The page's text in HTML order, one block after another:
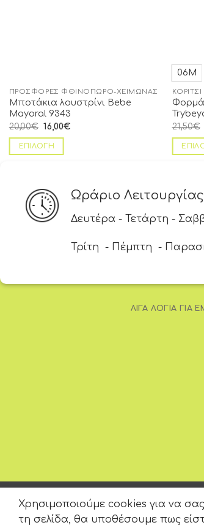
ΠΡΟΣΦΟΡΈΣ ΦΘΙΝΌΠΩΡΟ-ΧΕΙΜΏΝΑΣ
Μποτάκια λουστρίνι Bebe
Mayoral 9343
20,00€ 16,00€
ΕΠΙΛΟΓΉ
06Μ
ΚΟΡΊΤΣΙ
21,50€
Ωράριο Λειτουργίας
Δευτέρα - Τετάρτη -
Τρίτη - Πέμπτη -
ΛΊΓΑ ΛΌΓΙΑ ΓΙΑ
Χρησιμοποιούμε cookies για να
τη σελίδα, θα υποθέσουμε πως